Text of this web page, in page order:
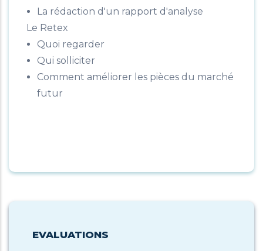
La rédaction d'un rapport d'analyse
Le Retex
Quoi regarder
Qui solliciter
Comment améliorer les pièces du marché
futur
EVALUATIONS